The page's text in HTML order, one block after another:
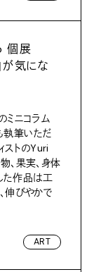
個展
が気にな
ニコラム
執筆いただ
ストのYuri
、果実、身体
た作品は工
伸びやかで
ART